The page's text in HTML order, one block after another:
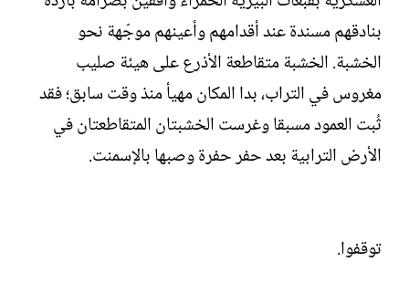
بنادقهم مسندة عند أقدامهم وأعينهم موجّهة نحو
الخشبة. الخشبة متقاطعة الأذرع على هيئة صليب
مغروس في التراب، بدا المكان مهيأ منذ وقت سابق؛ فقد
ثُبت العمود مسبقا وغرست الخشبتان المتقاطعتان في
الأرض الترابية بعد حفر حفرة وصبها بالإسمنت.
توقفوا.